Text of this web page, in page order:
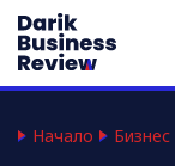
Начало